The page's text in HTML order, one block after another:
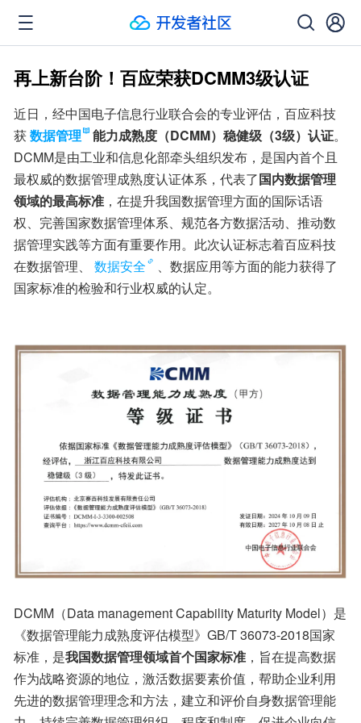
再上新台阶！百应荣获DCMM3级认证
近日，经中国电子信息行业联合会的专业评估，百应科技
获数据管理 能力成熟度（DCMM）稳健级（3级）认证。
DCMM是由工业和信息化部牵头组织发布，是国内首个且
最权威的数据管理成熟度认证体系，代表了国内数据管理
领域的最高标准 ，在提升我国数据管理方面的国际话语
权、完善国家数据管理体系、规范各方数据活动、推动数
据管理实践等方面有重要作用。此次认证标志着百应科技
在数据管理、
数据安全
、数据应用等方面的能力获得了
国家标准的检验和行业权威的认定。
DCMM（Data management Capability Maturity Model）是
《数据管理能力成熟度评估模型》GB/T 36073-2018国家
标准，是我国数据管理领域首个国家标准 ，旨在提高数据
作为战略资源的地位，激活数据要素价值，帮助企业利用
先进的数据管理理念和方法，建立和评价自身数据管理能